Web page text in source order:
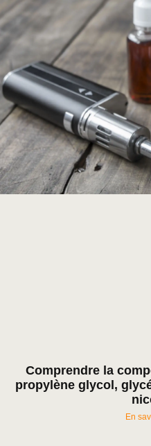
Comprendre la
propylène glycol,
En